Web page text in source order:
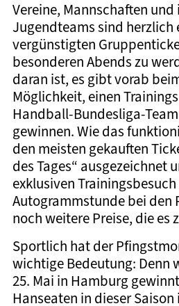
Vereine, Mannschaften
Jugendteams sind herzlich
vergünstigten
besonderen Abends zu
daran ist, es gibt vorab
Möglichkeit, einen
Handball-Bundesliga-Team
gewinnen. Wie das
den meisten gekauften
des Tages“ ausgezeichnet
exklusiven
Autogrammstunde bei den
noch weitere Preise, die es
Sportlich hat der
wichtige Bedeutung: Denn
25. Mai in Hamburg
Hanseaten in dieser